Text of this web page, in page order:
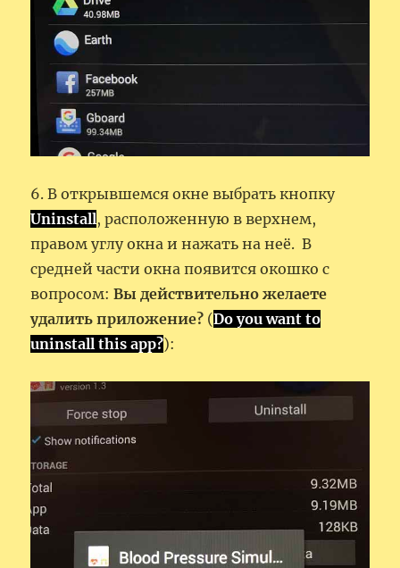
6. В открывшемся окне выбрать кнопку
Uninstall, расположенную в верхнем,
правом углу окна и нажать на неё. В
средней части окна появится окошко с
вопросом:Вы действительно желаете
удалить приложение? (Do you want to
uninstall this app?):